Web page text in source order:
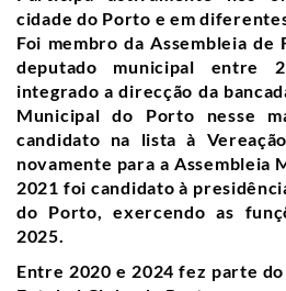
cidade do Porto e em
Foi membro da Assembleia de
deputado municipal entre
integrado a direcção da
Municipal do Porto nesse
candidato na lista à
novamente para a Assembleia
2021 foi candidato à
do Porto, exercendo as
2025.
Entre 2020 e 2024 fez parte